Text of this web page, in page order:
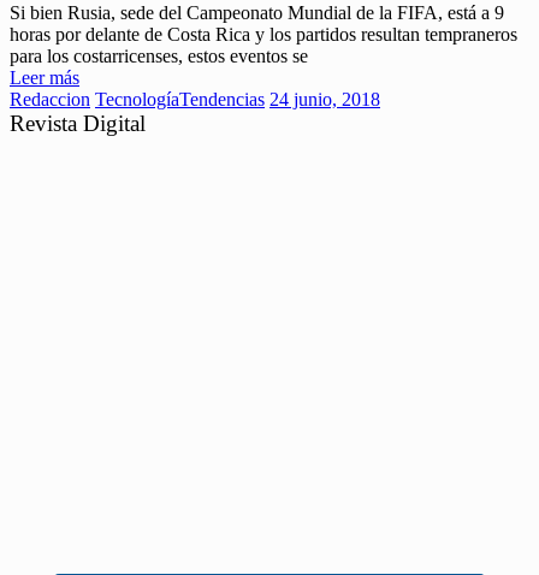
Si bien Rusia, sede del Campeonato Mundial de la FIFA, está a 9
horas por delante de Costa Rica y los partidos resultan tempraneros
para los costarricenses, estos eventos se
Leer más
Redaccion TecnologíaTendencias 24 junio, 2018
Revista Digital